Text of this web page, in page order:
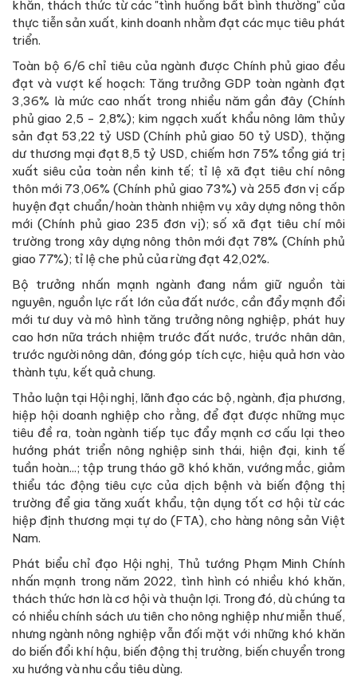
khăn, thách thức từ các "tình huống bất bình thường" của
thực tiễn sản xuất, kinh doanh nhằm đạt các mục tiêu phát
triển.
Toàn bộ 6/6 chỉ tiêu của ngành được Chính phủ giao đều
đạt và vượt kế hoạch: Tăng trưởng GDP toàn ngành đạt
3,36% là mức cao nhất trong nhiều năm gần đây (Chính
phủ giao 2,5 - 2,8%); kim ngạch xuất khẩu nông lâm thủy
sản đạt 53,22 tỷ USD (Chính phủ giao 50 tỷ USD), thặng
dư thương mại đạt 8,5 tỷ USD, chiếm hơn 75% tổng giá trị
xuất siêu của toàn nền kinh tế; tỉ lệ xã đạt tiêu chí nông
thôn mới 73,06% (Chính phủ giao 73%) và 255 đơn vị cấp
huyện đạt chuẩn/hoàn thành nhiệm vụ xây dựng nông thôn
mới (Chính phủ giao 235 đơn vị); số xã đạt tiêu chí môi
trường trong xây dựng nông thôn mới đạt 78% (Chính phủ
giao 77%); tỉ lệ che phủ của rừng đạt 42,02%.
Bộ trưởng nhấn mạnh ngành đang nắm giữ nguồn tài
nguyên, nguồn lực rất lớn của đất nước, cần đẩy mạnh đổi
mới tư duy và mô hình tăng trưởng nông nghiệp, phát huy
cao hơn nữa trách nhiệm trước đất nước, trước nhân dân,
trước người nông dân, đóng góp tích cực, hiệu quả hơn vào
thành tựu, kết quả chung.
Thảo luận tại Hội nghị, lãnh đạo các bộ, ngành, địa phương,
hiệp hội doanh nghiệp cho rằng, để đạt được những mục
tiêu đề ra, toàn ngành tiếp tục đẩy mạnh cơ cấu lại theo
hướng phát triển nông nghiệp sinh thái, hiện đại, kinh tế
tuần hoàn...; tập trung tháo gỡ khó khăn, vướng mắc, giảm
thiểu tác động tiêu cực của dịch bệnh và biến động thị
trường để gia tăng xuất khẩu, tận dụng tốt cơ hội từ các
hiệp định thương mại tự do (FTA), cho hàng nông sản Việt
Nam.
Phát biểu chỉ đạo Hội nghị, Thủ tướng Phạm Minh Chính
nhấn mạnh trong năm 2022, tình hình có nhiều khó khăn,
thách thức hơn là cơ hội và thuận lợi. Trong đó, dù chúng ta
có nhiều chính sách ưu tiên cho nông nghiệp như miễn thuế,
nhưng ngành nông nghiệp vẫn đối mặt với những khó khăn
do biến đổi khí hậu, biến động thị trường, biến chuyển trong
xu hướng và nhu cầu tiêu dùng.